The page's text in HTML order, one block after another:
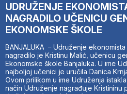
UDRUŽENJE
NAGRADILO UČENICU
EKONOMSKE ŠKOLE
BANJALUKA – Udruženje ekonomista
nagradilo je Kristinu Malić, učenicu
Ekonomske škole Banjaluka. U ime
najboljoj učenici je uručila Danica
Ovom prilikom u ime Udruženja
način Udruženje nagrađuje Kristininu